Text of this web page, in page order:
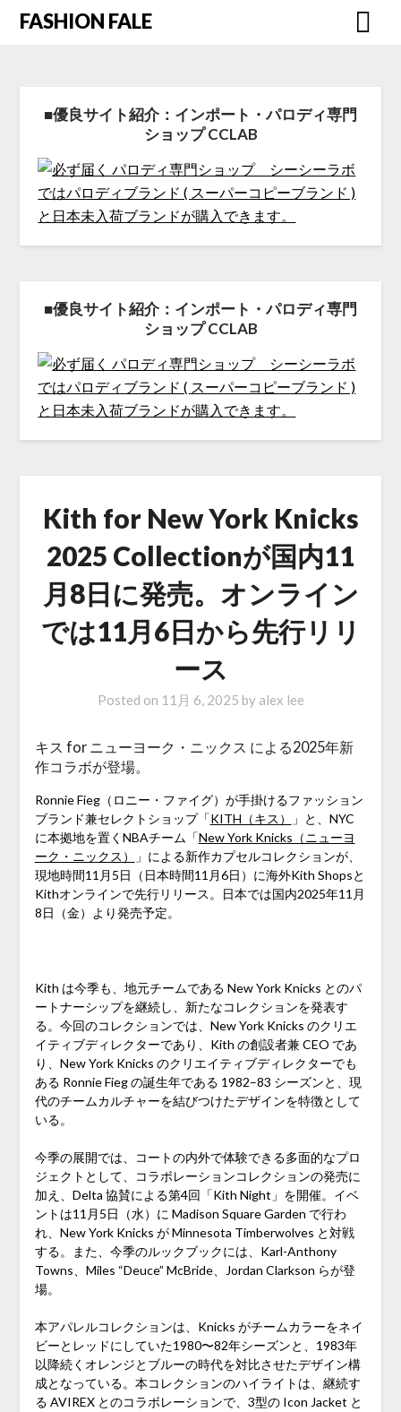
FASHION FALE
■優良サイト紹介：インポート・パロディ専門
ショップ CCLAB
■優良サイト紹介：インポート・パロディ専門
ショップ CCLAB
Kith for New York Knicks
2025 Collectionが国内11
月8日に発売。オンライン
では11月6日から先行リリ
ース
Posted on 11月 6, 2025 by alex lee
キス for ニューヨーク・ニックス による2025年新
作コラボが登場。
Ronnie Fieg（ロニー・ファイグ）が手掛けるファッション
ブランド兼セレクトショップ「KITH（キス）
」と、NYC
に本拠地を置くNBAチーム「New York Knicks（ニューヨ
ーク・ニックス）
」による新作カプセルコレクションが、
現地時間11月5日（日本時間11月6日）に海外Kith Shopsと
Kithオンラインで先行リリース。日本では国内2025年11月
8日（金）より発売予定。
Kith は今季も、地元チームである New York Knicks とのパ
ートナーシップを継続し、新たなコレクションを発表す
る。今回のコレクションでは、New York Knicks のクリエ
イティブディレクターであり、Kith の創設者兼 CEO であ
り、New York Knicks のクリエイティブディレクターでも
ある Ronnie Fieg の誕生年である 1982–83 シーズンと、現
代のチームカルチャーを結びつけたデザインを特徴として
いる。
今季の展開では、コートの内外で体験できる多面的なプロ
ジェクトとして、コラボレーションコレクションの発売に
加え、Delta 協賛による第4回「Kith Night」を開催。イベ
ントは11月5日（水）に Madison Square Garden で行わ
れ、New York Knicks が Minnesota Timberwolves と対戦
する。また、今季のルックブックには、Karl-Anthony
Towns、Miles “Deuce” McBride、Jordan Clarkson らが登
場。
本アパレルコレクションは、Knicks がチームカラーをネイ
ビーとレッドにしていた1980〜82年シーズンと、1983年
以降続くオレンジとブルーの時代を対比させたデザイン構
成となっている。本コレクションのハイライトは、継続す
る AVIREX とのコラボレーションで、3型の Icon Jacket と